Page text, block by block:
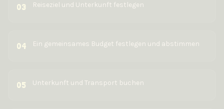
03 Reiseziel und Unterkunft festlegen
04 Ein gemeinsames Budget festlegen und abstimmen
05 Unterkunft und Transport buchen